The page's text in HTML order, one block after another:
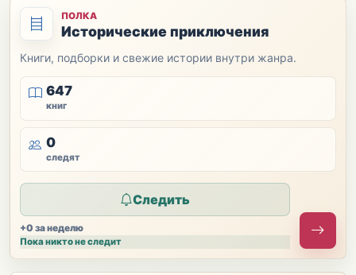
ПОЛКА
Исторические приключения
Книги, подборки и свежие истории внутри жанра.
647
книг
0
следят
Следить
+0 за неделю
Пока никто не следит